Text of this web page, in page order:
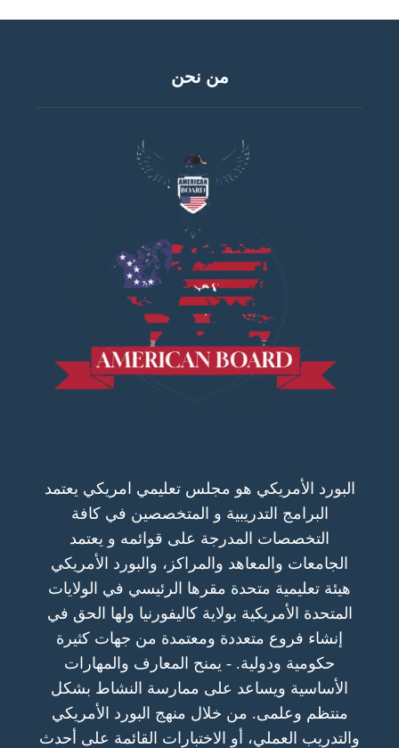
من نحن
البورد الأمريكي هو مجلس تعليمي امريكي يعتمد
البرامج التدريبية و المتخصصين في كافة
التخصصات المدرجة على قوائمه و يعتمد
الجامعات والمعاهد والمراكز، والبورد الأمريكي
هيئة تعليمية متحدة مقرها الرئيسي في الولايات
المتحدة الأمريكية بولاية كاليفورنيا ولها الحق في
إنشاء فروع متعددة ومعتمدة من جهات كثيرة
حكومية ودولية. - يمنح المعارف والمهارات
الأساسية ويساعد على ممارسة النشاط بشكل
منتظم وعلمى. من خلال منهج البورد الأمريكي
والتدريب العملي، أو الاختبارات القائمة على أحدث